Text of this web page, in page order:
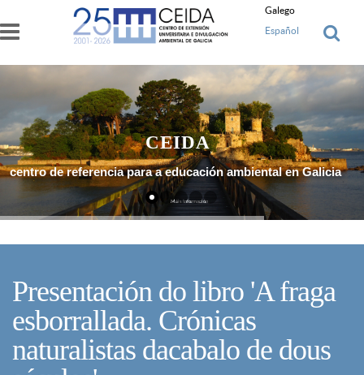
Ir o contido principal
Galego
Español
centro de referencia para a educación ambiental en Galicia
Máis Información
CEIDA
Presentación do libro 'A fraga
esborrallada. Crónicas
naturalistas dacabalo de dous